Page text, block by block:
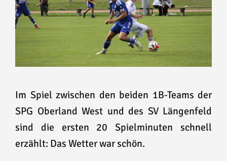
Im Spiel zwischen den beiden 1B-Teams der
SPG Oberland West und des SV Längenfeld
sind die ersten 20 Spielminuten schnell
erzählt: Das Wetter war schön.